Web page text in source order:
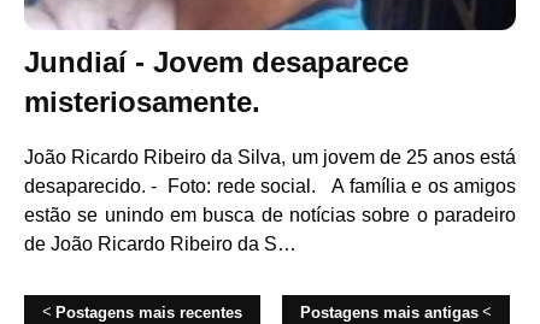
Jundiaí - Jovem desaparece
misteriosamente.
João Ricardo Ribeiro da Silva, um jovem de 25 anos está
desaparecido. - Foto: rede social. A família e os amigos
estão se unindo em busca de notícias sobre o paradeiro
de João Ricardo Ribeiro da S…
Postagens mais recentes Postagens mais antigas